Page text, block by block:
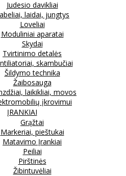
Judesio davikliai
laidai, jungtys
Loveliai
Moduliniai aparatai
Skydai
Tvirtinimo detalės
skambučiai
Šildymo technika
Žaibosauga
laikikliai, movos
įkrovimui
ĮRANKIAI
Grąžtai
Markeriai, pieštukai
Matavimo Įrankiai
Peiliai
Pirštinės
Žibintuvėliai